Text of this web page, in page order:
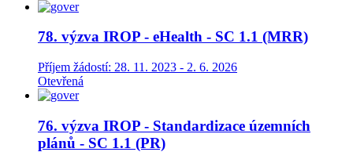
78. výzva IROP - eHealth - SC 1.1 (MRR)
Příjem žádostí: 28. 11. 2023 - 2. 6. 2026
Otevřená
76. výzva IROP - Standardizace územních
plánů - SC 1.1 (PR)